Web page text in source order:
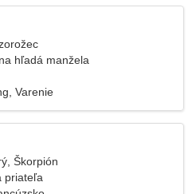
hľadá manžela
Varenie
Škorpión
priateľa